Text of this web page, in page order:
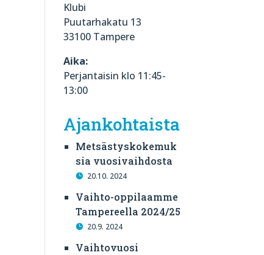
Klubi
Puutarhakatu 13
33100 Tampere
Aika:
Perjantaisin klo 11:45-
13:00
Ajankohtaista
Metsästyskokemuk
sia vuosivaihdosta
20.10. 2024
Vaihto-oppilaamme
Tampereella 2024/25
20.9. 2024
Vaihtovuosi